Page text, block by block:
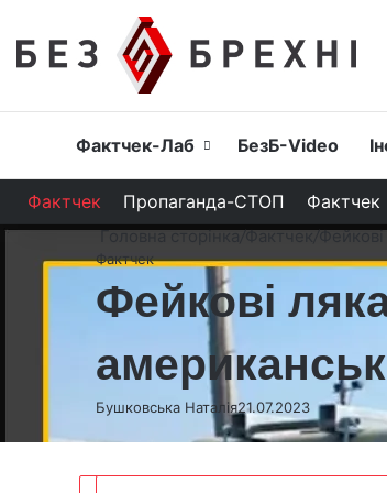
Головна
Фактчек-Лаб БезБ-Video
Фактчек Пропаганда-СТОП Фактчек
Головна сторінка/Фактчек/
Фактчек
Фейкові
Бушковська Наталія21.07.2023